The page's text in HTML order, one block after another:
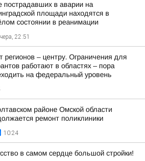
пострадавших в аварии на
площади находятся в
состоянии в реанимации
22:51
регионов – центру. Ограничения для
работают в областях – пора
на федеральный уровень
районе Омской области
ремонт поликлиники
10:24
в самом сердце большой стройки!